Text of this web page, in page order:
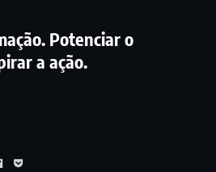
Potenciar o
a ação.